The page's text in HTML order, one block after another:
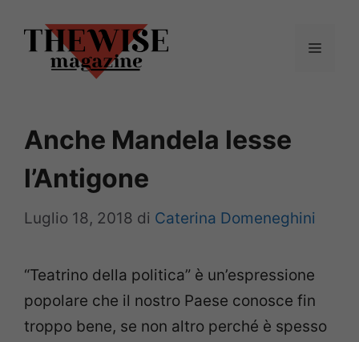
contenuto
Menu
Anche Mandela lesse
l’Antigone
Luglio 18, 2018 di Caterina Domeneghini
“Teatrino della politica” è un’espressione
popolare che il nostro Paese conosce fin
troppo bene, se non altro perché è spesso